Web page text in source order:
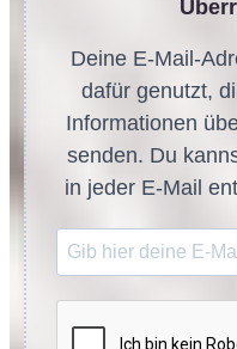
Deine E-Mail-
dafür genutzt,
Informationen
senden. Du
in jeder E-Mail